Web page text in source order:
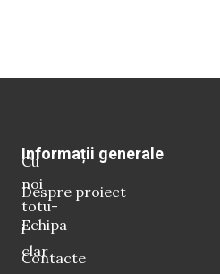
Cu
noi
totu-
i
clar
Informații generale
Despre proiect
Echipa
Contacte